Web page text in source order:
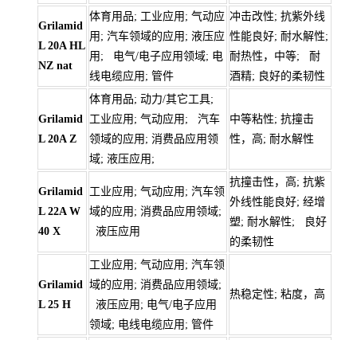
Grilamid
L 20A HL
NZ nat
体育用品; 工业应用; 气动应
用; 汽车领域的应用; 液压应
用; 电气/电子应用领域; 电
线电缆应用; 管件
冲击改性; 抗紫外线
性能良好; 耐水解性;
耐热性，中等; 耐
酒精; 良好的柔韧性
Grilamid
L 20A Z
体育用品; 动力/其它工具;
工业应用; 气动应用; 汽车
领域的应用; 消费品应用领
域; 液压应用;
中等粘性; 抗撞击
性，高; 耐水解性
Grilamid
L 22A W
40 X
工业应用; 气动应用; 汽车领
域的应用; 消费品应用领域;
液压应用
抗撞击性，高; 抗紫
外线性能良好; 经增
塑; 耐水解性; 良好
的柔韧性
Grilamid
L 25 H
工业应用; 气动应用; 汽车领
域的应用; 消费品应用领域;
液压应用; 电气/电子应用
领域; 电线电缆应用; 管件
热稳定性; 粘度，高